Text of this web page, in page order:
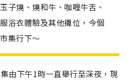
子燒、燒和牛、咖喱牛舌、
浴衣體驗及其他攤位，今個
集行下～
由下午1時一直舉行至深夜，現